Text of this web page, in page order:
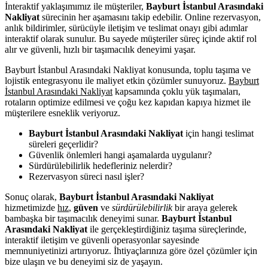
İnteraktif yaklaşımımız ile müşteriler, Bayburt İstanbul Arasındaki
Nakliyat sürecinin her aşamasını takip edebilir. Online rezervasyon,
anlık bildirimler, sürücüyle iletişim ve teslimat onayı gibi adımlar
interaktif olarak sunulur. Bu sayede müşteriler süreç içinde aktif rol
alır ve güvenli, hızlı bir taşımacılık deneyimi yaşar.
Bayburt İstanbul Arasındaki Nakliyat konusunda, toplu taşıma ve
lojistik entegrasyonu ile maliyet etkin çözümler sunuyoruz. Bayburt
İstanbul Arasındaki Nakliyat kapsamında çoklu yük taşımaları,
rotaların optimize edilmesi ve çoğu kez kapıdan kapıya hizmet ile
müşterilere esneklik veriyoruz.
Bayburt İstanbul Arasındaki Nakliyat için hangi teslimat
süreleri geçerlidir?
Güvenlik önlemleri hangi aşamalarda uygulanır?
Sürdürülebilirlik hedefleriniz nelerdir?
Rezervasyon süreci nasıl işler?
Sonuç olarak, Bayburt İstanbul Arasındaki Nakliyat
hizmetimizde hız, güven ve sürdürülebilirlikbir araya gelerek
bambaşka bir taşımacılık deneyimi sunar. Bayburt İstanbul
Arasındaki Nakliyat ile gerçekleştirdiğiniz taşıma süreçlerinde,
interaktif iletişim ve güvenli operasyonlar sayesinde
memnuniyetinizi artırıyoruz. İhtiyaçlarınıza göre özel çözümler için
bize ulaşın ve bu deneyimi siz de yaşayın.